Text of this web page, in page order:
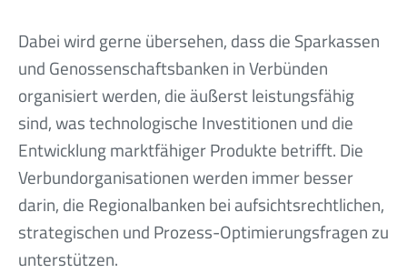
Dabei wird gerne übersehen, dass die Sparkassen
und Genossenschaftsbanken in Verbünden
organisiert werden, die äußerst leistungsfähig
sind, was technologische Investitionen und die
Entwicklung marktfähiger Produkte betrifft. Die
Verbundorganisationen werden immer besser
darin, die Regionalbanken bei aufsichtsrechtlichen,
strategischen und Prozess-Optimierungsfragen zu
unterstützen.